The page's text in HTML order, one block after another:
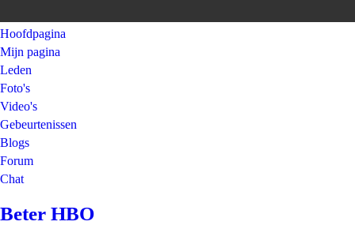
Hoofdpagina
Mijn pagina
Leden
Foto's
Video's
Gebeurtenissen
Blogs
Forum
Chat
Beter HBO